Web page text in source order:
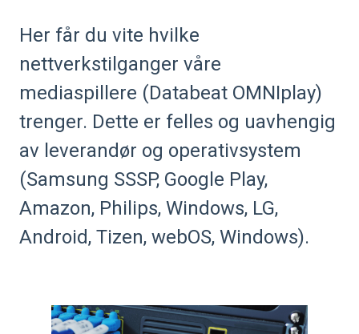
Her får du vite hvilke
nettverkstilganger våre
mediaspillere (Databeat OMNIplay)
trenger. Dette er felles og uavhengig
av leverandør og operativsystem
(Samsung SSSP, Google Play,
Amazon, Philips, Windows, LG,
Android, Tizen, webOS, Windows).